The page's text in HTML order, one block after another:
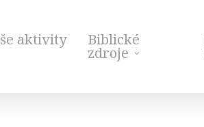
aktivity Biblické
zdroje